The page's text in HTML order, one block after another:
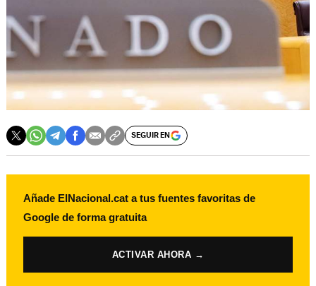
SEGUIR EN
Añade ElNacional.cat a tus fuentes favoritas de
Google de forma gratuita
ACTIVAR AHORA →